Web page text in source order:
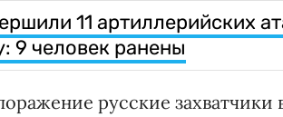
11 артиллерийских
9 человек ранены
русские захватчики